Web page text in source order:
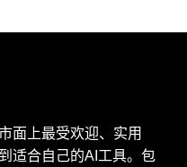
面上最受欢迎、实用
适合自己的AI工具。包